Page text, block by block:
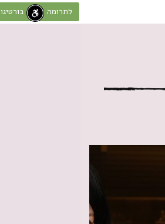
לתרומה לחוסן בורטיגו